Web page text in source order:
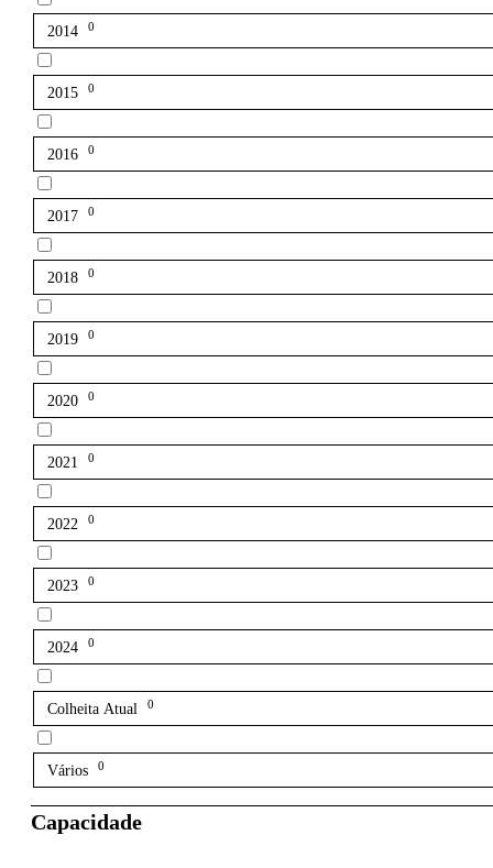
2014 0
2015 0
2016 0
2017 0
2018 0
2019 0
2020 0
2021 0
2022 0
2023 0
2024 0
Colheita Atual 0
Vários 0
Capacidade